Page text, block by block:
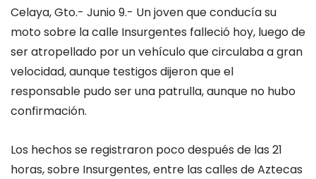
Celaya, Gto.- Junio 9.- Un joven que conducía su
moto sobre la calle Insurgentes falleció hoy, luego de
ser atropellado por un vehículo que circulaba a gran
velocidad, aunque testigos dijeron que el
responsable pudo ser una patrulla, aunque no hubo
confirmación.
Los hechos se registraron poco después de las 21
horas, sobre Insurgentes, entre las calles de Aztecas